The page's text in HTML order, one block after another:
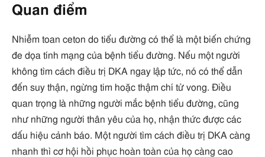
Quan điểm
Nhiễm toan ceton do tiểu đường có thể là một biến chứng
đe dọa tính mạng của bệnh tiểu đường. Nếu một người
không tìm cách điều trị DKA ngay lập tức, nó có thể dẫn
đến suy thận, ngừng tim hoặc thậm chí tử vong. Điều
quan trọng là những người mắc bệnh tiểu đường, cũng
như những người thân yêu của họ, nhận thức được các
dấu hiệu cảnh báo. Một người tìm cách điều trị DKA càng
nhanh thì cơ hội hồi phục hoàn toàn của họ càng cao